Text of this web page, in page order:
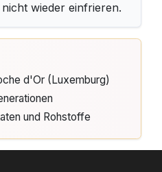
wieder einfrieren.
d'Or (Luxemburg)
und Rohstoffe